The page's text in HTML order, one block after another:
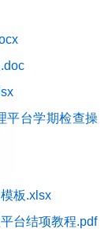
平台学期检查操
板.xlsx
台结项教程.pdf